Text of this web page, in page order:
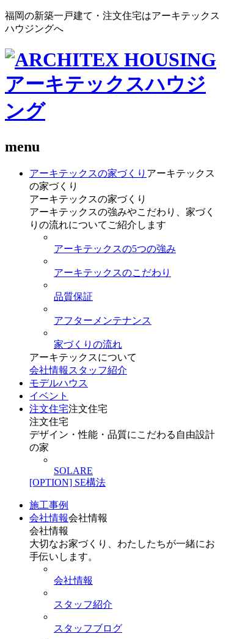
福岡の新築一戸建て・注文住宅はアーキテックス
ハウジングへ
menu
アーキテックスの家づくり アーキテックス
の家づくり
アーキテックスの家づくり
アーキテックスの強みやこだわり、家づく
りの流れについてご紹介します
アーキテックスの5つの強み
アーキテックスのこだわり
品質保証
アフターメンテナンス
家づくりの流れ
アーキテックスについて
会社情報 スタッフ紹介
モデルハウス
イベント
注文住宅注文住宅
注文住宅
デザイン・性能・品質にこだわる自由設計
の家
SOLARE
[OPTION] SE構法
施工事例
会社情報会社情報
会社情報
大切なお家づくり、わたしたちが一緒にお
手伝いします。
会社情報
スタッフ紹介
スタッフブログ